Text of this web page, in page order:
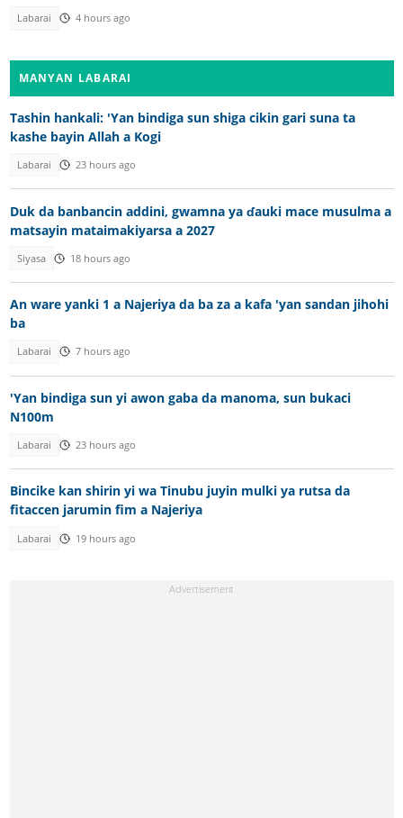
Labarai 4 hours ago
MANYAN LABARAI
Tashin hankali: 'Yan bindiga sun shiga cikin gari suna ta
kashe bayin Allah a Kogi
Labarai 23 hours ago
Duk da banbancin addini, gwamna ya ɗauki mace musulma a
matsayin mataimakiyarsa a 2027
Siyasa 18 hours ago
An ware yanki 1 a Najeriya da ba za a kafa 'yan sandan jihohi
ba
Labarai 7 hours ago
'Yan bindiga sun yi awon gaba da manoma, sun bukaci
N100m
Labarai 23 hours ago
Bincike kan shirin yi wa Tinubu juyin mulki ya rutsa da
fitaccen jarumin fim a Najeriya
Labarai 19 hours ago